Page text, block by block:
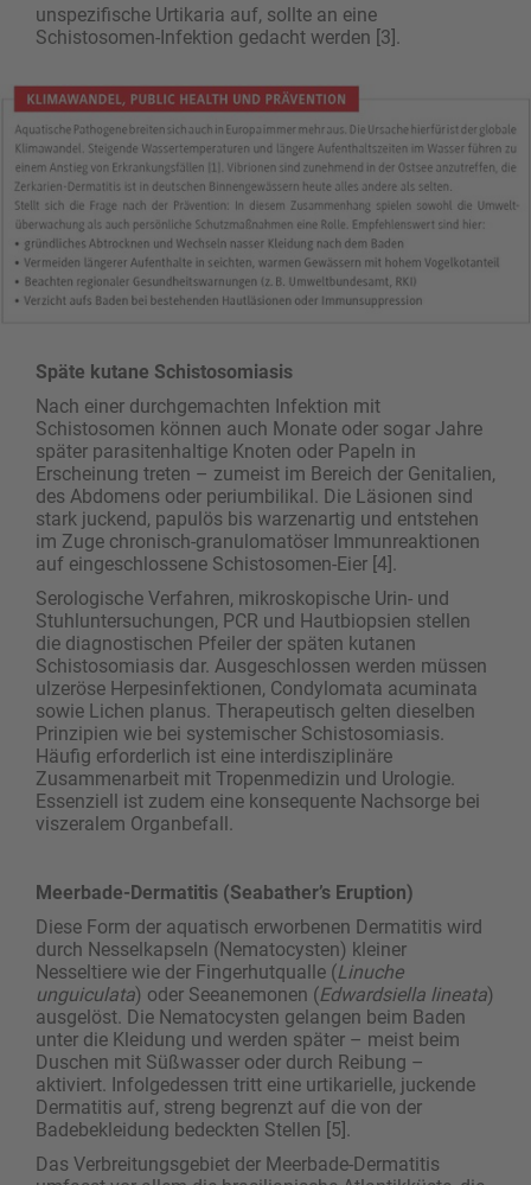
unspezifische Urtikaria auf, sollte an eine
Schistosomen-Infektion gedacht werden [3].
Späte kutane Schistosomiasis
Nach einer durchgemachten Infektion mit
Schistosomen können auch Monate oder sogar Jahre
später parasitenhaltige Knoten oder Papeln in
Erscheinung treten – zumeist im Bereich der Genitalien,
des Abdomens oder periumbilikal. Die Läsionen sind
stark juckend, papulös bis warzenartig und entstehen
im Zuge chronisch-granulo­matöser Immunreaktionen
auf eingeschlossene Schistosomen-Eier [4].
Serologische Verfahren, mikroskopische Urin- und
Stuhluntersuchungen, PCR und Hautbiopsien stellen
die diagnostischen Pfeiler der späten kutanen
Schistosomiasis dar. Ausgeschlossen werden müssen
ulzeröse Herpesinfektionen, Condylomata acuminata
sowie Lichen planus. Therapeutisch gelten dieselben
Prinzipien wie bei systemischer Schistosomiasis.
Häufig erforderlich ist eine interdisziplinäre
Zusammenarbeit mit Tropenmedizin und Urologie.
Essenziell ist zudem eine konsequente Nachsorge bei
viszeralem Organbefall.
Meerbade-Dermatitis (Seabather’s Eruption)
Diese Form der aquatisch erworbenen Dermatitis wird
durch Nesselkapseln (Nematocysten) kleiner
Nesseltiere wie der Fingerhutqualle (Linuche
unguiculata) oder Seeanemonen (Edwardsiella lineata)
ausgelöst. Die Nematocysten gelangen beim Baden
unter die Kleidung und werden später – meist beim
Duschen mit Süßwasser oder durch Reibung –
aktiviert. Infolgedessen tritt eine urtikarielle, juckende
Dermatitis auf, streng begrenzt auf die von der
Badebekleidung bedeckten Stellen [5].
Das Verbreitungsgebiet der Meerbade-Dermatitis